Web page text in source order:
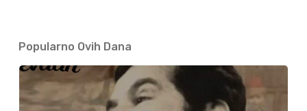
Popularno Ovih Dana